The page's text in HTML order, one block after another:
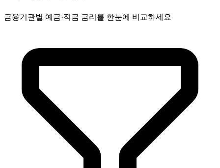
금융기관별 예금·적금 금리를 한눈에 비교하세요